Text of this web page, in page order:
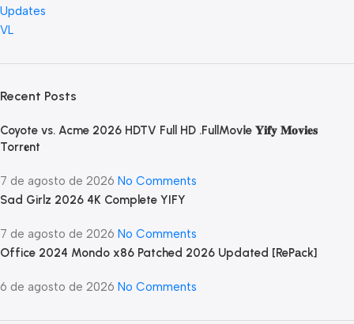
Updates
VL
Recent Posts
Coyote vs. Acme 2026 HDTV Full HD .FullMov𝗂e 𝐘𝐢𝐟𝐲 𝐌𝐨𝐯𝐢𝐞𝐬
Torr𝐞nt
7 de agosto de 2026 No Comments
Sad Girlz 2026 4K Complete YIFY
7 de agosto de 2026 No Comments
Office 2024 Mondo x86 Patched 2026 Updated [RePаck]
6 de agosto de 2026 No Comments